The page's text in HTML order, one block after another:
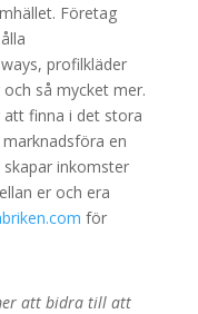
Företag
profilkläder
så mycket mer.
att finna i det stora
en
inkomster
er och era
för
att bidra till att